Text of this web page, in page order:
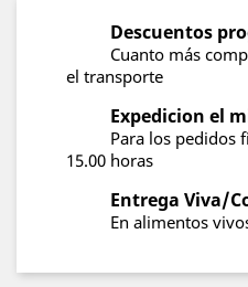
Descuentos
Cuanto más
el transporte
Expedicion el
Para los pedidos
15.00 horas
Entrega Viva/
En alimentos